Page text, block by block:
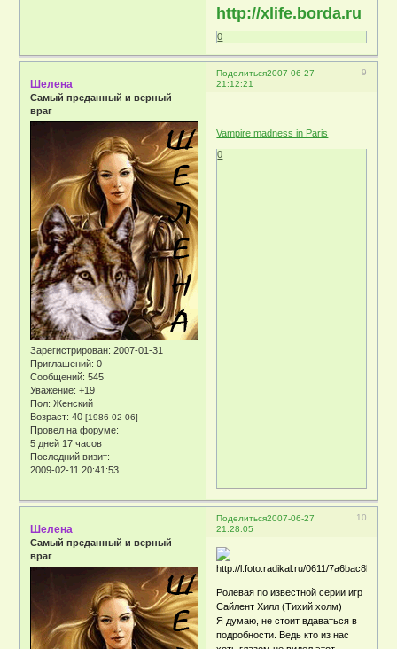
http://xlife.borda.ru
0
Поделиться 9
2007-06-27
21:12:21
Шелена
Самый преданный и верный
враг
Зарегистрирован: 2007-01-31
Приглашений: 0
Сообщений: 545
Уважение: +19
Пол: Женский
Возраст: 40[1986-02-06]
Провел на форуме:
5 дней 17 часов
Последний визит:
2009-02-11 20:41:53
Vampire madness in Paris
0
Поделиться 10
2007-06-27
21:28:05
Шелена
Самый преданный и верный
враг
Ролевая по известной серии игр
Сайлент Хилл (Тихий холм)
Я думаю, не стоит вдаваться в
подробности. Ведь кто из нас